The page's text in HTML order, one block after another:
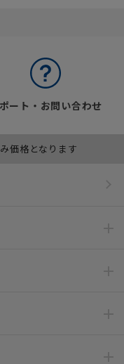
ート・お問い合わせ
価格となります